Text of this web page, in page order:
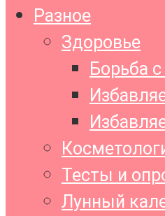
Разное
Здоровье
Борьба
Тесты и
Лунный